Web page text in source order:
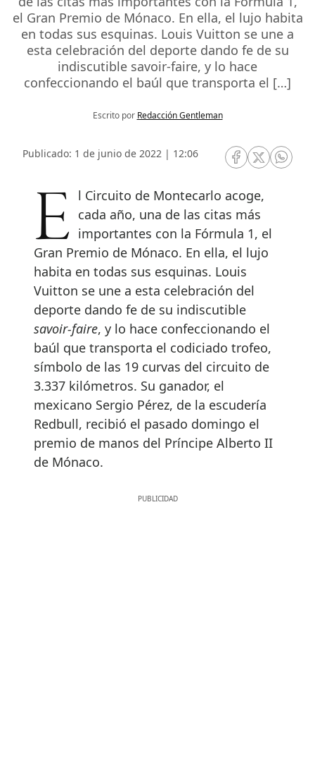
el Gran Premio de Mónaco. En ella, el lujo habita
en todas sus esquinas. Louis Vuitton se une a
esta celebración del deporte dando fe de su
indiscutible savoir-faire, y lo hace
confeccionando el baúl que transporta el […]
Escrito por Redacción Gentleman
Publicado: 1 de junio de 2022 | 12:06
RRSS Facebook
RRSSRRSS
El Circuito de Montecarlo acoge, cada año, una de las citas más
importantes con la Fórmula 1, el
Gran Premio de Mónaco. En ella, el lujo
habita en todas sus esquinas. Louis
Vuitton se une a esta celebración del
deporte dando fe de su indiscutible
savoir-faire, y lo hace confeccionando el
baúl que transporta el codiciado trofeo,
símbolo de las 19 curvas del circuito de
3.337 kilómetros. Su ganador, el
mexicano Sergio Pérez, de la escudería
Redbull, recibió el pasado domingo el
premio de manos del Príncipe Alberto II
de Mónaco.